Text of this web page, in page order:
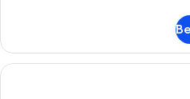
Room